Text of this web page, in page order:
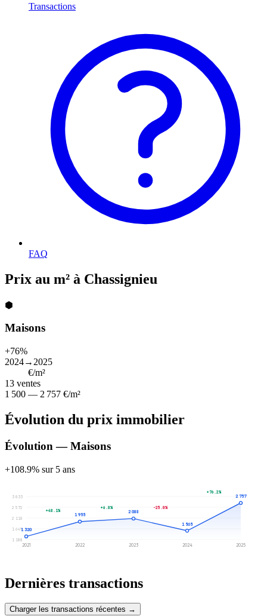
Transactions
FAQ
Prix au m² à Chassignieu
⬢
Maisons
+76%
2024→2025
€/m²
13 ventes
1 500 — 2 757 €/m²
Évolution du prix immobilier
Évolution — Maisons
+108.9% sur 5 ans
1 188
1 649
2 110
2 572
3 033
1 320
2021
1 955
2022
2 088
2023
1 565
2024
2 757
2025
+48.1%
+6.8% -25.0%
+76.2%
Dernières transactions
Charger les transactions récentes →